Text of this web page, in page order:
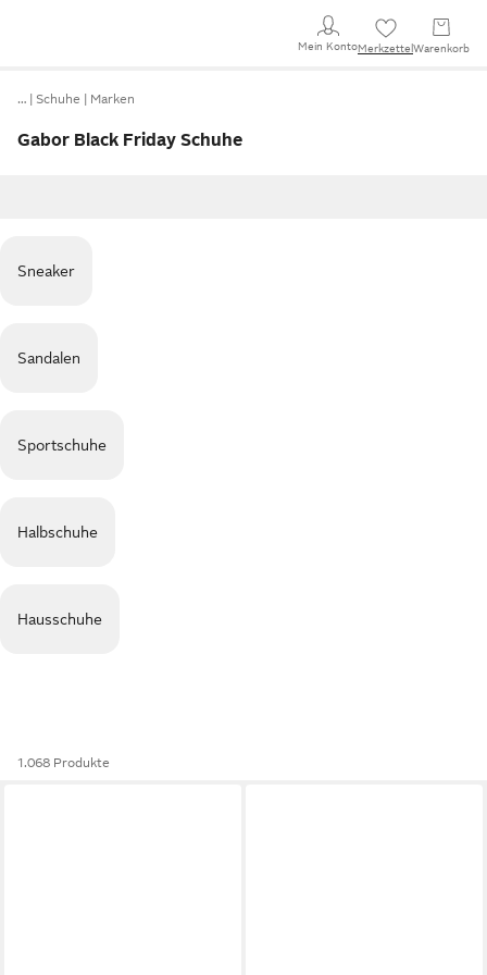
Mein KontoMerkzettel Warenkorb
… Schuhe Marken
Gabor Black Friday Schuhe
Sneaker
Sandalen
Sportschuhe
Halbschuhe
Hausschuhe
1.068 Produkte